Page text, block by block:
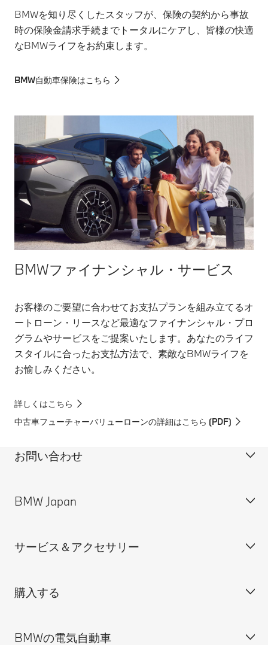
BMWを知り尽くしたスタッフが、保険の契約から事故
時の保険金請求手続までトータルにケアし、皆様の快適
なBMWライフをお約束します。
BMW自動車保険はこちら
BMWファイナンシャル・サービス
お客様のご要望に合わせてお支払プランを組み立てるオ
ートローン・リースなど最適なファイナンシャル・プロ
グラムやサービスをご提案いたします。あなたのライフ
スタイルに合ったお支払方法で、素敵なBMWライフを
お愉しみください。
詳しくはこちら
中古車フューチャーバリューローンの詳細はこちら (PDF)
お問い合わせ
カスタマー・サポート＆お問い合わせ
見積依頼
ディーラー検索
BMW Japan
会社概要
BMW正規ディーラー採用情報
BMWのCSR活動
サービス＆アクセサリー
BMW Service
BMW純正アクセサリー
購入する
ご購入の前に
BMWの電気自動車